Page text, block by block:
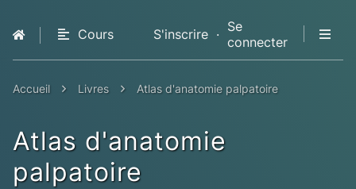
Cours
Premium
S'inscrire · Se
connecter
Accueil Livres Atlas d'anatomie palpatoire
Atlas d'anatomie
palpatoire